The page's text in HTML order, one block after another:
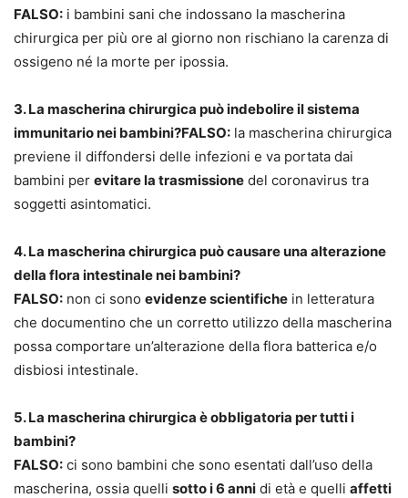
FALSO: i bambini sani che indossano la mascherina
chirurgica per più ore al giorno non rischiano la carenza di
ossigeno né la morte per ipossia.
3. La mascherina chirurgica può indebolire il sistema
immunitario nei bambini?FALSO: la mascherina chirurgica
previene il diffondersi delle infezioni e va portata dai
bambini per evitare la trasmissione del coronavirus tra
soggetti asintomatici.
4. La mascherina chirurgica può causare una alterazione
della flora intestinale nei bambini?
FALSO: non ci sono evidenze scientifiche in letteratura
che documentino che un corretto utilizzo della mascherina
possa comportare un’alterazione della flora batterica e/o
disbiosi intestinale.
5. La mascherina chirurgica è obbligatoria per tutti i
bambini?
FALSO: ci sono bambini che sono esentati dall’uso della
mascherina, ossia quelli sotto i 6 anni di età e quelli affetti